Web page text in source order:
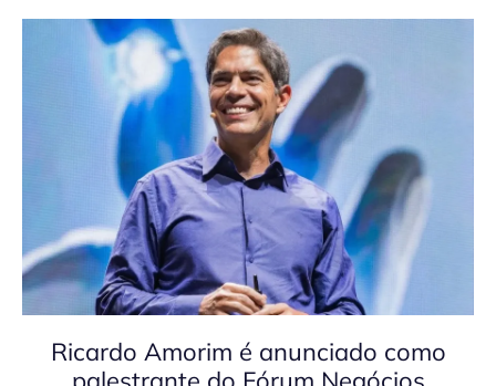
Ricardo Amorim é anunciado como